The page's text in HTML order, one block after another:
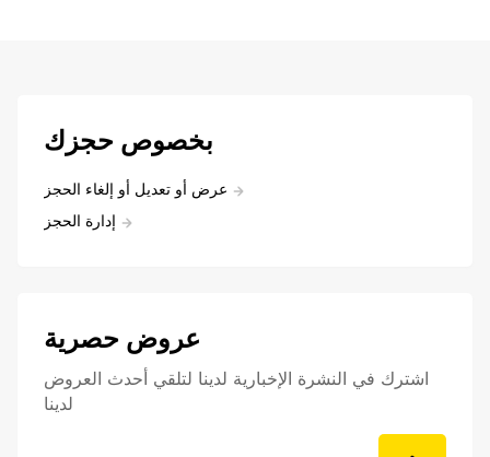
بخصوص حجزك
عرض أو تعديل أو إلغاء الحجز
إدارة الحجز
عروض حصرية
اشترك في النشرة الإخبارية لدينا لتلقي أحدث العروض
لدينا